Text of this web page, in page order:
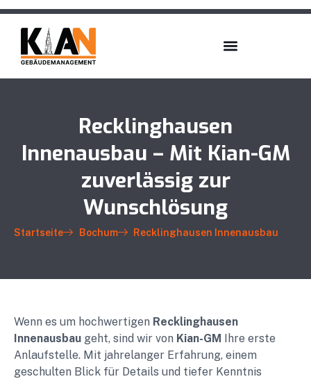
Recklinghausen
Innenausbau – Mit Kian-GM
zuverlässig zur
Wunschlösung
Startseite Bochum Recklinghausen Innenausbau
Wenn es um hochwertigen Recklinghausen
Innenausbau geht, sind wir von Kian-GM Ihre erste
Anlaufstelle. Mit jahrelanger Erfahrung, einem
geschulten Blick für Details und tiefer Kenntnis